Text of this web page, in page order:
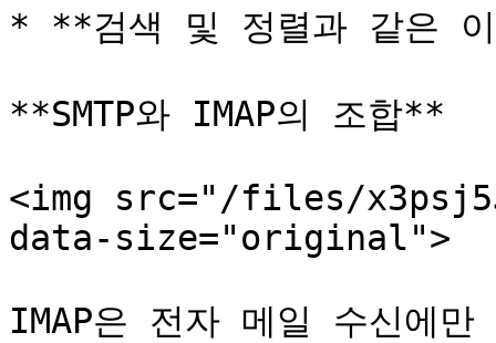
* **검색 및 정렬과 같은
**SMTP와 IMAP의 조합**
<img src="/files/
data-size="original">
IMAP은 전자 메일 수신에